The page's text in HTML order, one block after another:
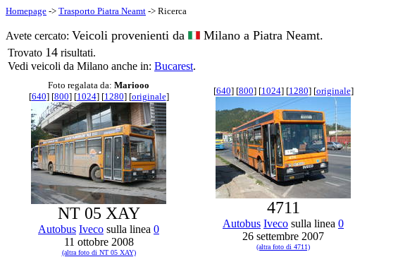
Homepage -> Trasporto Piatra Neamt -> Ricerca
Avete cercato: Veicoli provenienti da Milano a Piatra Neamt.
Trovato 14 risultati.
Vedi veicoli da Milano anche in: Bucarest.
Foto regalata da: Mariooo
[640] [800] [1024] [1280] [originale]
NT 05 XAY
Autobus Iveco sulla linea 0
11 ottobre 2008
(altra foto di NT 05 XAY)
[640] [800] [1024] [1280] [originale]
4711
Autobus Iveco sulla linea 0
26 settembre 2007
(altra foto di 4711)